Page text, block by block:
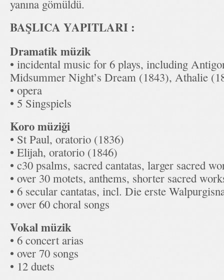
yanına gömüldü.
BAŞLICA YAPITLARI :
Dramatik müzik
• incidental music for 6 plays, including
Midsummer Night’s Dream (1843), Athalie
• opera
• 5 Singspiels
Koro müziği
• St Paul, oratorio (1836)
• Elijah, oratorio (1846)
• c30 psalms, sacred cantatas, larger sacred
• over 30 motets, anthems, shorter sacred
• 6 secular cantatas, incl. Die erste
• over 60 choral songs
Vokal müzik
• 6 concert arias
• over 70 songs
• 12 duets